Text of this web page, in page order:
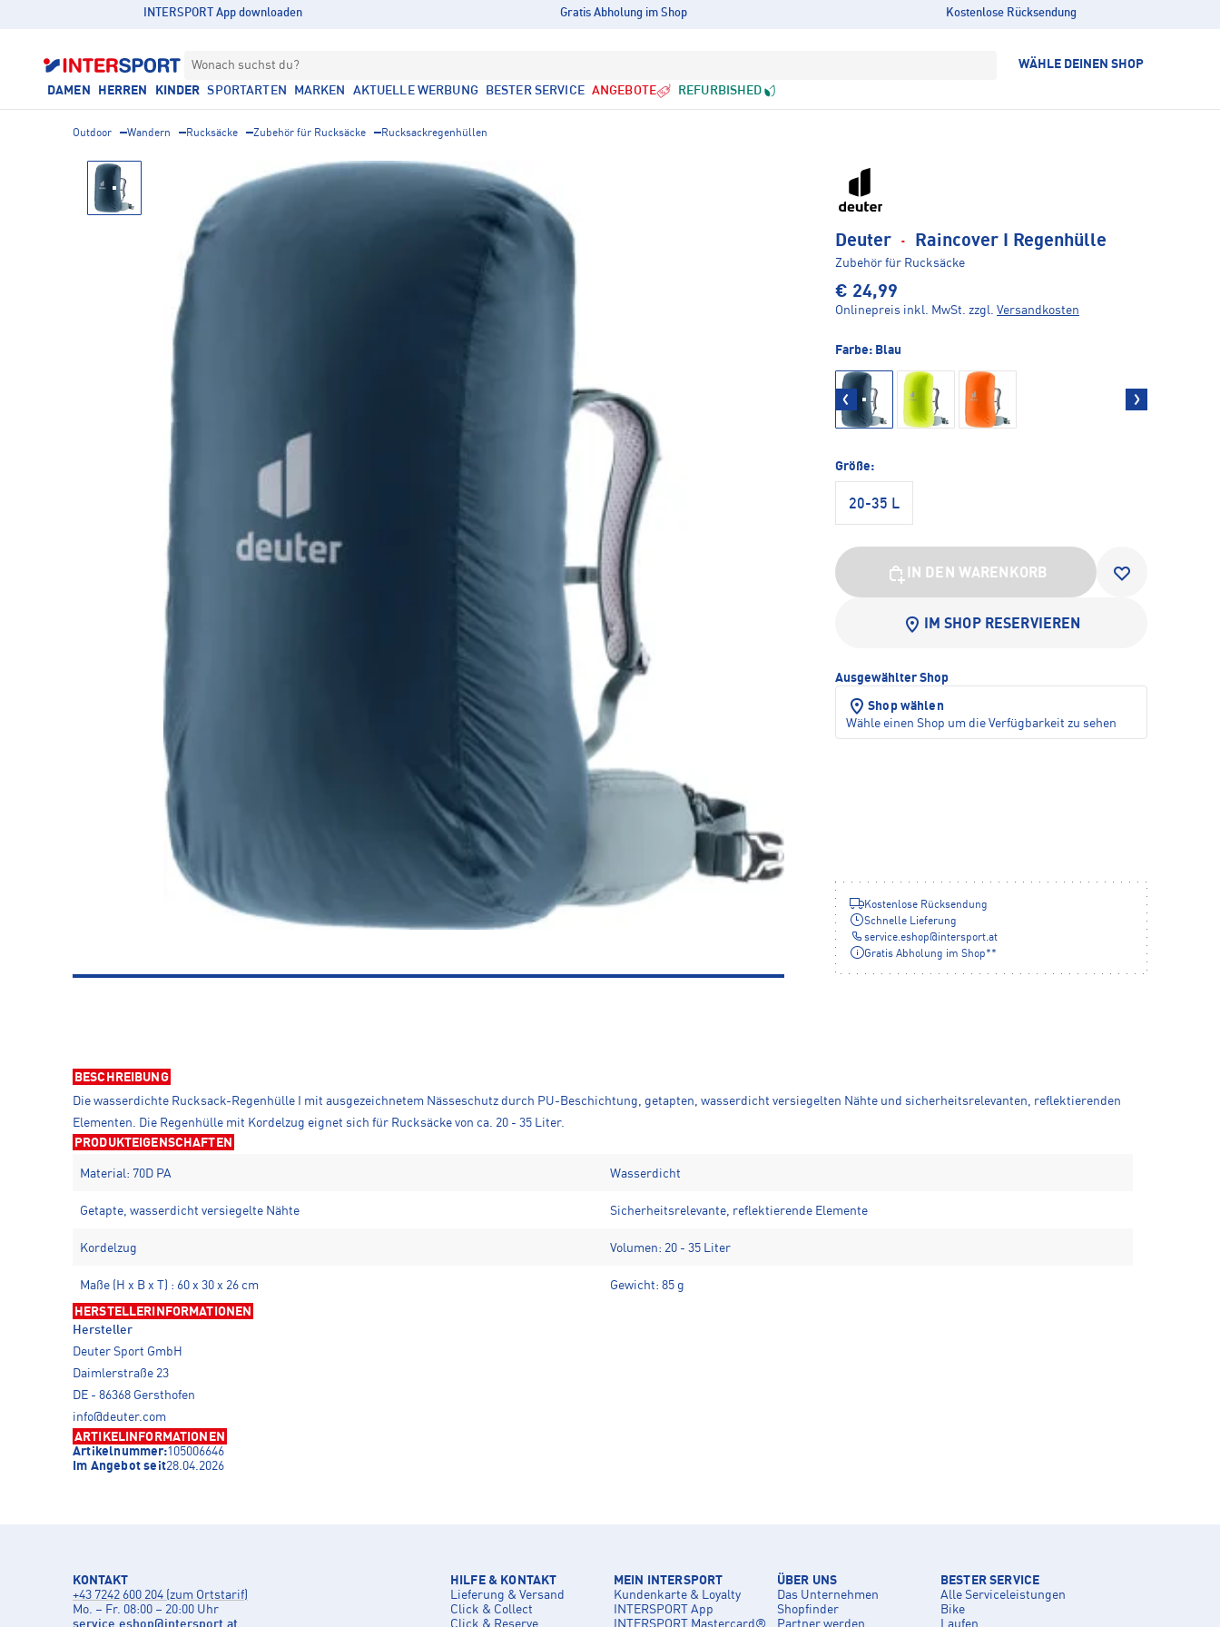
INTERSPORT App downloaden Gratis Abholung im Shop Kostenlose Rücksendung
Wonach suchst du? WÄHLE DEINEN SHOP
DAMEN HERREN KINDER SPORTARTEN MARKEN AKTUELLE WERBUNG BESTER SERVICE ANGEBOTE REFURBISHED
Outdoor Wandern Rucksäcke Zubehör für Rucksäcke Rucksackregenhüllen
Deuter · Raincover I Regenhülle
Zubehör für Rucksäcke
€ 24,99
Onlinepreis inkl. MwSt. zzgl. Versandkosten
Farbe: Blau
Größe:
20-35 L
IN DEN WARENKORB
IM SHOP RESERVIEREN
Ausgewählter Shop
Shop wählen
Wähle einen Shop um die Verfügbarkeit zu sehen
Kostenlose Rücksendung
Schnelle Lieferung
service.eshop@intersport.at
Gratis Abholung im Shop**
BESCHREIBUNG
Die wasserdichte Rucksack-Regenhülle I mit ausgezeichnetem Nässeschutz durch PU-Beschichtung, getapten, wasserdicht versiegelten Nähte und sicherheitsrelevanten, reflektierenden
Elementen. Die Regenhülle mit Kordelzug eignet sich für Rucksäcke von ca. 20 - 35 Liter.
PRODUKTEIGENSCHAFTEN
Material: 70D PA Wasserdicht
Getapte, wasserdicht versiegelte Nähte Sicherheitsrelevante, reflektierende Elemente
Kordelzug Volumen: 20 - 35 Liter
Maße (H x B x T) : 60 x 30 x 26 cm Gewicht: 85 g
HERSTELLERINFORMATIONEN
Hersteller
Deuter Sport GmbH
Daimlerstraße 23
DE - 86368 Gersthofen
info@deuter.com
ARTIKELINFORMATIONEN
Artikelnummer:105006646
Im Angebot seit28.04.2026
KONTAKT
+43 7242 600 204 (zum Ortstarif)
Mo. – Fr. 08:00 – 20:00 Uhr
service.eshop@intersport.at
HILFE & KONTAKT
Lieferung & Versand
Click & Collect
Click & Reserve
MEIN INTERSPORT
Kundenkarte & Loyalty
INTERSPORT App
INTERSPORT Mastercard®
ÜBER UNS
Das Unternehmen
Shopfinder
Partner werden
BESTER SERVICE
Alle Serviceleistungen
Bike
Laufen